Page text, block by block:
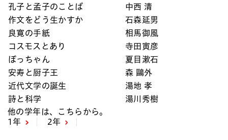
孔子と孟子のことば
中西 清
作文をどう生かすか
石森延男
良寛の手紙
相馬御風
コスモスとあり
寺田寅彦
ぼっちゃん
夏目漱石
安寿と厨子王
森 鷗外
近代文学の誕生
湯地 孝
詩と科学
湯川秀樹
他の学年は、こちらから。
1年
2年